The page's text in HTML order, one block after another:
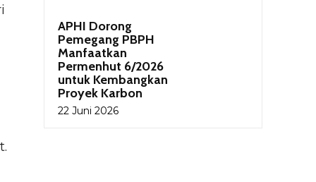
APHI Dorong
Pemegang PBPH
Manfaatkan
Permenhut 6/2026
untuk Kembangkan
Proyek Karbon
22 Juni 2026